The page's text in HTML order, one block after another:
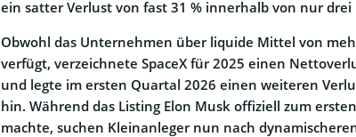
ein satter Verlust von fast 31 % innerhalb von nur drei
Obwohl das Unternehmen über liquide Mittel von
verfügt, verzeichnete SpaceX für 2025 einen
und legte im ersten Quartal 2026 einen weiteren
hin. Während das Listing Elon Musk offiziell zum
machte, suchen Kleinanleger nun nach